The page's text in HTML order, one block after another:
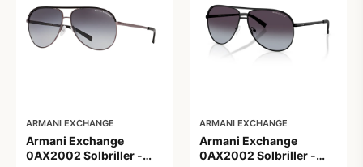
ARMANI EXCHANGE
Armani Exchange
0AX2002 Solbriller -
ARMANI EXCHANGE
Armani Exchange
0AX2002 Solbriller -